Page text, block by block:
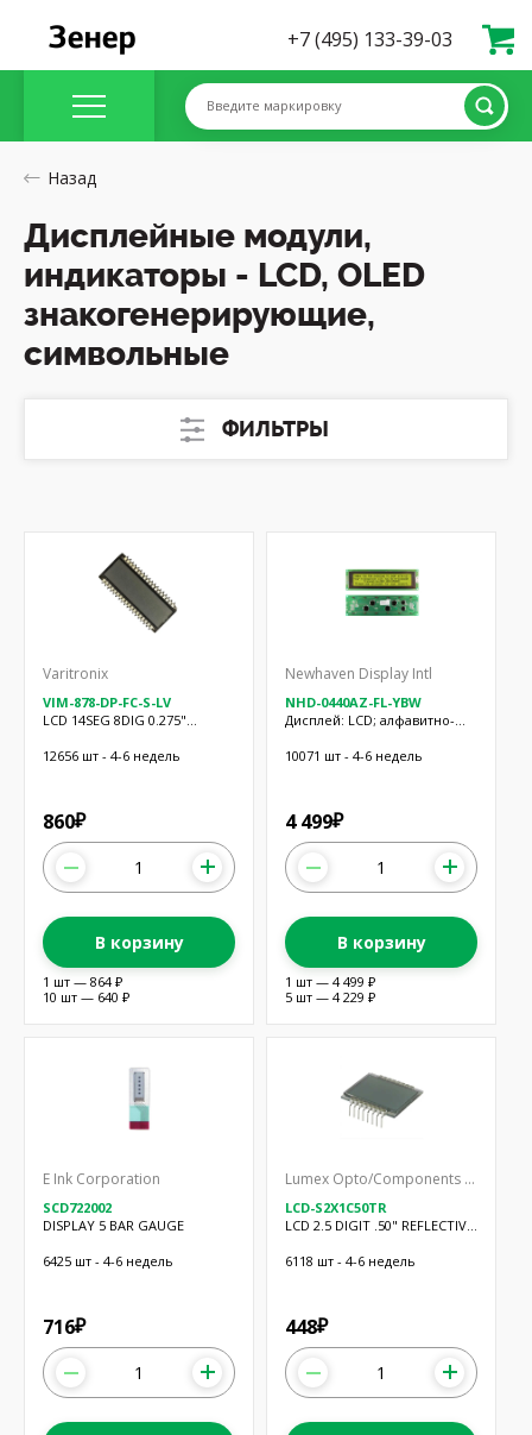
+7 (495) 133-39-03
Введите маркировку
Назад
Дисплейные модули,
индикаторы - LCD, OLED
знакогенерирующие,
символьные
ФИЛЬТРЫ
Varitronix
VIM-878-DP-FC-S-LV
LCD 14SEG 8DIG 0.275"
12656 шт - 4-6 недель
860₽
В корзину
1 шт — 864 ₽
10 шт — 640 ₽
Newhaven Display Intl
NHD-0440AZ-FL-YBW
Дисплей: LCD; алфавитно-
190x54x13мм
10071 шт - 4-6 недель
4 499₽
В корзину
1 шт — 4 499 ₽
5 шт — 4 229 ₽
E Ink Corporation
SCD722002
DISPLAY 5 BAR GAUGE
6425 шт - 4-6 недель
716₽
Lumex Opto/Components Inc.
LCD-S2X1C50TR
LCD 2.5 DIGIT .50" REFLECTIVE
6118 шт - 4-6 недель
448₽